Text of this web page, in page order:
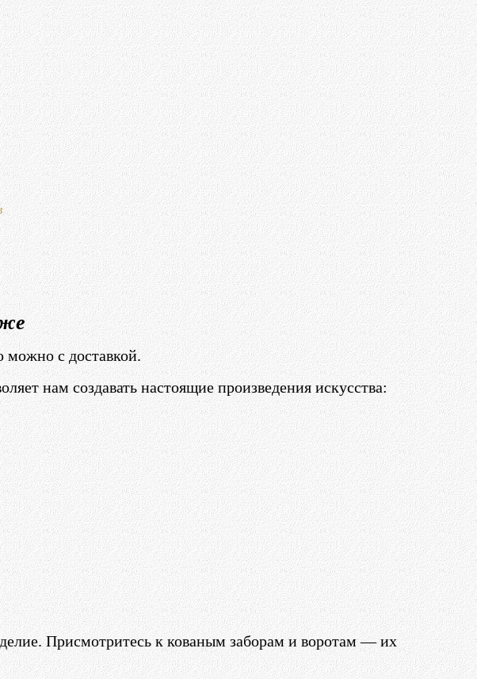
можно с доставкой.
нам создавать настоящие произведения искусства:
Присмотритесь к кованым заборам и воротам — их